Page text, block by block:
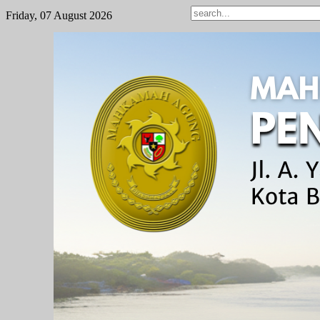
Friday, 07 August 2026